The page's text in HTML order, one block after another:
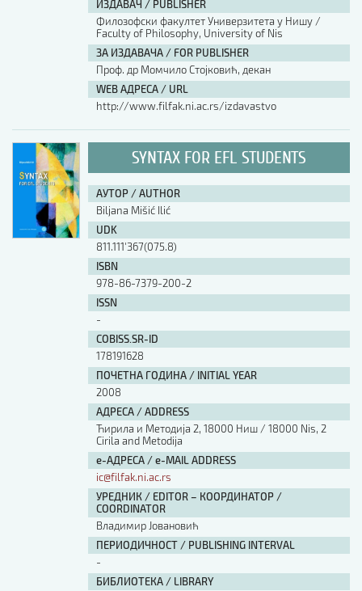
ИЗДАВАЧ / PUBLISHER
Филозофски факултет Универзитета у Нишу /
Faculty of Philosophy, University of Nis
ЗА ИЗДАВАЧА / FOR PUBLISHER
Проф. др Момчило Стојковић, декан
WEB АДРЕСА / URL
http://www.filfak.ni.ac.rs/izdavastvo
SYNTAX FOR EFL STUDENTS
АУТОР / AUTHOR
Biljana Mišić Ilić
UDK
811.111'367(075.8)
ISBN
978-86-7379-200-2
ISSN
-
COBISS.SR-ID
178191628
ПОЧЕТНА ГОДИНА / INITIAL YEAR
2008
АДРЕСА / ADDRESS
Ћирила и Методија 2, 18000 Ниш / 18000 Nis, 2
Cirila and Metodija
е-АДРЕСА / e-MAIL ADDRESS
ic@filfak.ni.ac.rs
УРЕДНИК / EDITOR – КООРДИНАТОР /
COORDINATOR
Владимир Јовановић
ПЕРИОДИЧНОСТ / PUBLISHING INTERVAL
-
БИБЛИОТЕКА / LIBRARY